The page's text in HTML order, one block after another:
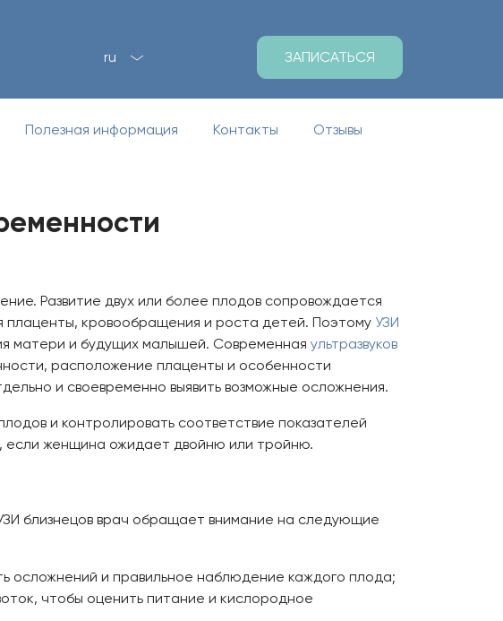
ru ЗАПИСАТЬСЯ
Полезная информация Контакты Отзывы
Развитие двух или более плодов сопровождается
плаценты, кровообращения и роста детей. Поэтому УЗИ
матери и будущих малышей. Современная ультразвуков
расположение плаценты и особенности
и своевременно выявить возможные осложнения.
и контролировать соответствие показателей
если женщина ожидает двойню или тройню.
близнецов врач обращает внимание на следующие
осложнений и правильное наблюдение каждого плода;
чтобы оценить питание и кислородное